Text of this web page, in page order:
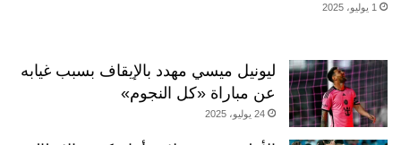
1 يوليو، 2025
ليونيل ميسي مهدد بالإيقاف بسبب غيابه
عن مباراة «كل النجوم»
24 يوليو، 2025